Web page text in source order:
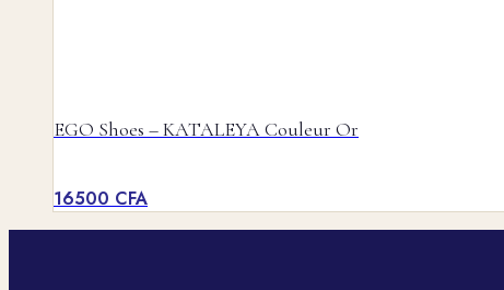
EGO Shoes – KATALEYA Couleur Or
16500 CFA